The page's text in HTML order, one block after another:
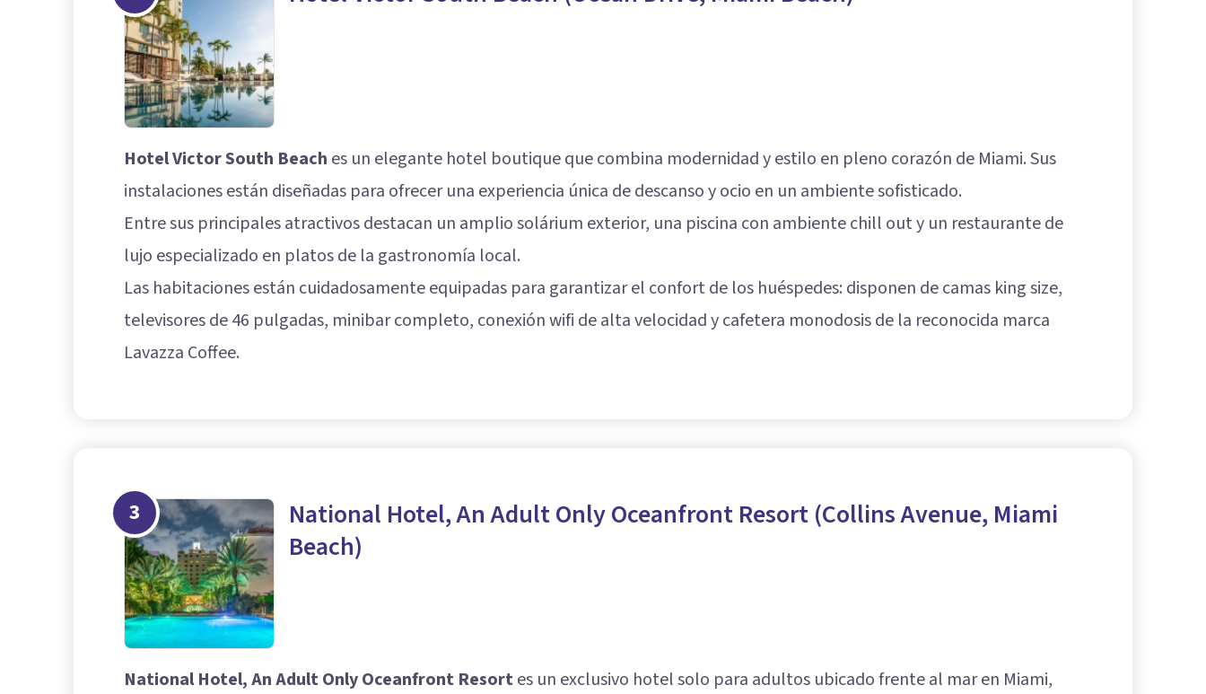
Hotel Victor South Beach es un elegante hotel boutique que combina modernidad y estilo en pleno corazón de Miami. Sus
instalaciones están diseñadas para ofrecer una experiencia única de descanso y ocio en un ambiente sofisticado.
Entre sus principales atractivos destacan un amplio solárium exterior, una piscina con ambiente chill out y un restaurante de
lujo especializado en platos de la gastronomía local.
Las habitaciones están cuidadosamente equipadas para garantizar el confort de los huéspedes: disponen de camas king size,
televisores de 46 pulgadas, minibar completo, conexión wifi de alta velocidad y cafetera monodosis de la reconocida marca
Lavazza Coffee.
3
National Hotel, An Adult Only Oceanfront Resort (Collins Avenue, Miami
Beach)
National Hotel, An Adult Only Oceanfront Resortes un exclusivo hotel solo para adultos ubicado frente al mar en Miami,